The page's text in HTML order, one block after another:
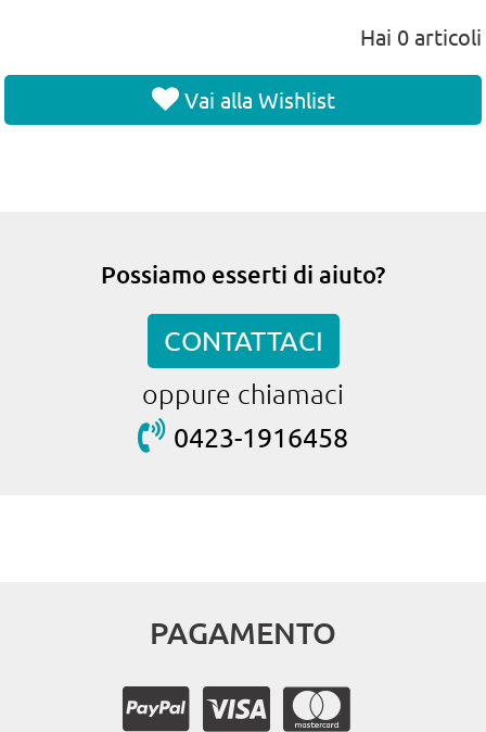
Hai 0 articoli
Vai alla Wishlist
Possiamo esserti di aiuto?
CONTATTACI
oppure chiamaci
0423-1916458
PAGAMENTO